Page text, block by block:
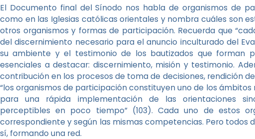
El Documento final del Sínodo nos habla de organismos de
como en las Iglesias católicas orientales y nombra cuáles son
otros organismos y formas de participación. Recuerda que
del discernimiento necesario para el anuncio inculturado del
su ambiente y el testimonio de los bautizados que forman
esenciales a destacar: discernimiento, misión y testimonio.
contribución en los procesos de toma de decisiones, rendición
“los organismos de participación constituyen uno de los
para una rápida implementación de las orientaciones
perceptibles en poco tiempo” (103). Cada uno de estos
correspondiente y según las mismas competencias. Pero
sí, formando una red.